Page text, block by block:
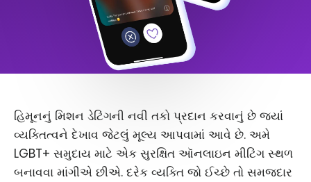
હિમૂનનું મિશન ડેટિંગની નવી તકો પ્રદાન કરવાનું છે જ્યાં
વ્યક્તિત્વને દેખાવ જેટલું મૂલ્ય આપવામાં આવે છે. અમે
LGBT+ સમુદાય માટે એક સુરક્ષિત ઑનલાઇન મીટિંગ સ્થળ
બનાવવા માંગીએ છીએ. દરેક વ્યક્તિ જો ઈચ્છે તો સમજદાર